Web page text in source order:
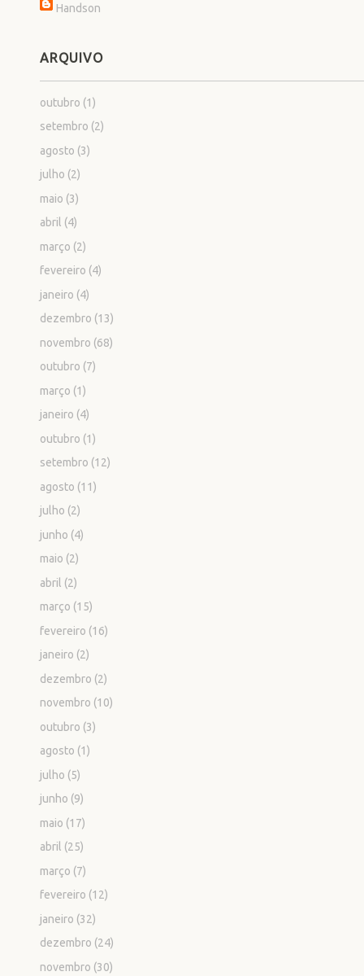
Handson
ARQUIVO
outubro (1)
setembro (2)
agosto (3)
julho (2)
maio (3)
abril (4)
março (2)
fevereiro (4)
janeiro (4)
dezembro (13)
novembro (68)
outubro (7)
março (1)
janeiro (4)
outubro (1)
setembro (12)
agosto (11)
julho (2)
junho (4)
maio (2)
abril (2)
março (15)
fevereiro (16)
janeiro (2)
dezembro (2)
novembro (10)
outubro (3)
agosto (1)
julho (5)
junho (9)
maio (17)
abril (25)
março (7)
fevereiro (12)
janeiro (32)
dezembro (24)
novembro (30)